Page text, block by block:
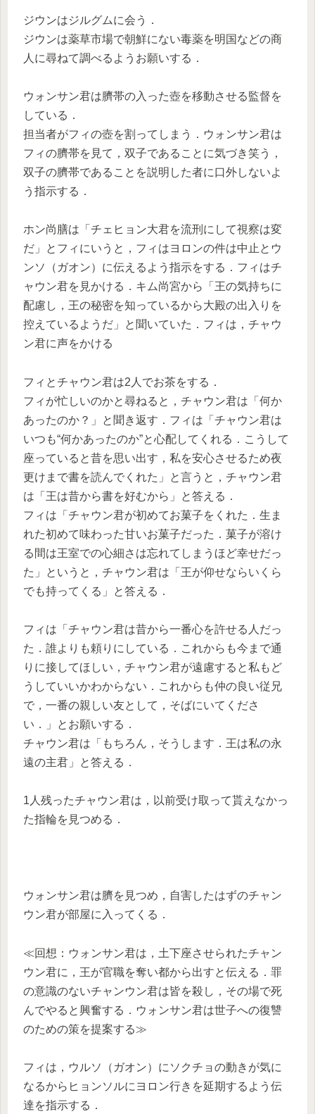
ジウンはジルグムに会う．
ジウンは薬草市場で朝鮮にない毒薬を明国などの商
人に尋ねて調べるようお願いする．
ウォンサン君は臍帯の入った壺を移動させる監督を
している．
担当者がフィの壺を割ってしまう．ウォンサン君は
フィの臍帯を見て，双子であることに気づき笑う，
双子の臍帯であることを説明した者に口外しないよ
う指示する．
ホン尚膳は「チェヒョン大君を流刑にして視察は変
だ」とフィにいうと，フィはヨロンの件は中止とウ
ンソ（ガオン）に伝えるよう指示をする．フィはチ
ャウン君を見かける．キム尚宮から「王の気持ちに
配慮し，王の秘密を知っているから大殿の出入りを
控えているようだ」と聞いていた．フィは，チャウ
ン君に声をかける
フィとチャウン君は2人でお茶をする．
フィが忙しいのかと尋ねると，チャウン君は「何か
あったのか？」と聞き返す．フィは「チャウン君は
いつも“何かあったのか”と心配してくれる．こうして
座っていると昔を思い出す，私を安心させるため夜
更けまで書を読んでくれた」と言うと，チャウン君
は「王は昔から書を好むから」と答える．
フィは「チャウン君が初めてお菓子をくれた．生ま
れた初めて味わった甘いお菓子だった．菓子が溶け
る間は王室での心細さは忘れてしまうほど幸せだっ
た」というと，チャウン君は「王が仰せならいくら
でも持ってくる」と答える．
フィは「チャウン君は昔から一番心を許せる人だっ
た．誰よりも頼りにしている．これからも今まで通
りに接してほしい，チャウン君が遠慮すると私もど
うしていいかわからない．これからも仲の良い従兄
で，一番の親しい友として，そばにいてくださ
い．」とお願いする．
チャウン君は「もちろん，そうします．王は私の永
遠の主君」と答える．
1人残ったチャウン君は，以前受け取って貰えなかっ
た指輪を見つめる．
ウォンサン君は臍を見つめ，自害したはずのチャン
ウン君が部屋に入ってくる．
≪回想：ウォンサン君は，土下座させられたチャン
ウン君に，王が官職を奪い都から出すと伝える．罪
の意識のないチャンウン君は皆を殺し，その場で死
んでやると興奮する．ウォンサン君は世子への復讐
のための策を提案する≫
フィは，ウルソ（ガオン）にソクチョの動きが気に
なるからヒョンソルにヨロン行きを延期するよう伝
達を指示する．